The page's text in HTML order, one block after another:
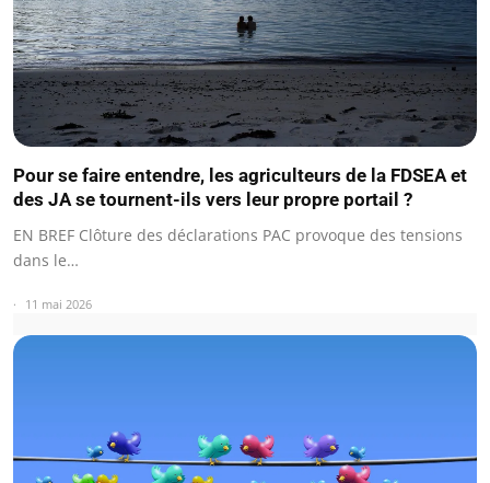
Pour se faire entendre, les agriculteurs de la FDSEA et
des JA se tournent-ils vers leur propre portail ?
EN BREF Clôture des déclarations PAC provoque des tensions
dans le…
11 mai 2026